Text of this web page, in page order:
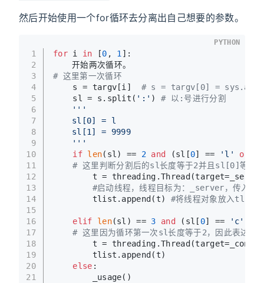
然后开始使用一个for循环去分离出自己想要的参数。
1
2
3
4
5
6
7
8
9
10
11
12
13
14
15
16
17
18
19
20
21
for i in [0 , 1 ]:
	开始两次循环。
# 这里第一次循环
    s = targv[i]
# s = targv[0] =
    sl = s.split(
':' ) # 以:号进行分割
'''
	sl[0] = l
	sl[1] = 9999
	'''
if len(sl) == 2 and (sl[0] == 'l' or
# 这里判断分割后的sl长度等于2并且sl[0]等
t =
#启动线程，线程目标为：_server，传
        tlist.append(t)
#将线程对象放入tlist
elif len(sl) == 3 and (sl[ 0] == 'c'
# 这里因为循环第一次sl长度等于2，因此表达式
t =
        tlist.append(t)
else :
        _usage()
PYTHON